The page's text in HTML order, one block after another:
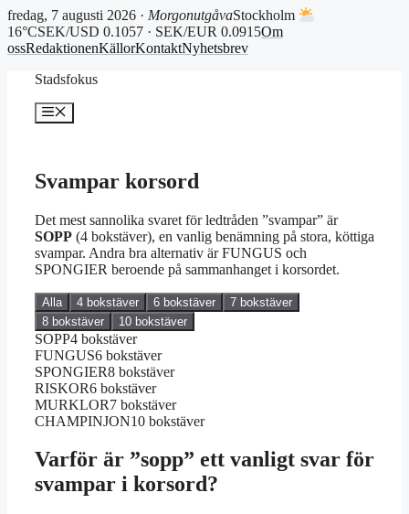
fredag, 7 augusti 2026 · MorgonutgåvaStockholm
16°CSEK/USD 0.1057 · SEK/EUR 0.0915Om
ossRedaktionenKällorKontaktNyhetsbrev
Stadsfokus
Meny
Svampar korsord
Det mest sannolika svaret för ledtråden ”svampar” är
SOPP (4 bokstäver), en vanlig benämning på stora, köttiga
svampar. Andra bra alternativ är FUNGUS och
SPONGIER beroende på sammanhanget i korsordet.
Alla 4 bokstäver 6 bokstäver
7 bokstäver
8 bokstäver
10 bokstäver
SOPP4 bokstäver
FUNGUS6 bokstäver
SPONGIER8 bokstäver
RISKOR6 bokstäver
MURKLOR7 bokstäver
CHAMPINJON10 bokstäver
Varför är ”sopp” ett vanligt svar för
svampar i korsord?